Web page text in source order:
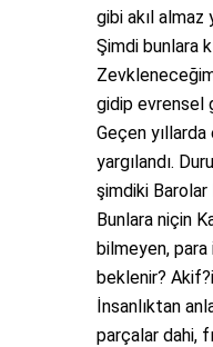
gibi akıl almaz
Şimdi bunlara
gidip evrensel
Geçen
yargılandı.
şimdiki Barolar
Bunlara niçin
bilmeyen, para
beklenir?
İnsanlıktan
parçalar dahi,